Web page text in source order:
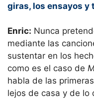
giras, los ensayos y
Enric: Nunca
mediante las
sustentar en los
como es el caso de
habla de las
lejos de casa y de lo